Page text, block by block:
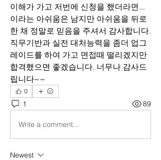
이해가 가고 저번에 신청을 했더라면...
이라는 아쉬움은 남지만 아쉬움을 뒤로
한 채 정말로 믿음을 주셔서 감사합니다.
직무기반과 실전 대처능력을 좀더 업그
레이드를 하여 가고 면접때 떨리겠지만
합격했으면 좋겠습니다. 너무나 감사드
립니다~~
0
1 89
Write a comment...
Newest